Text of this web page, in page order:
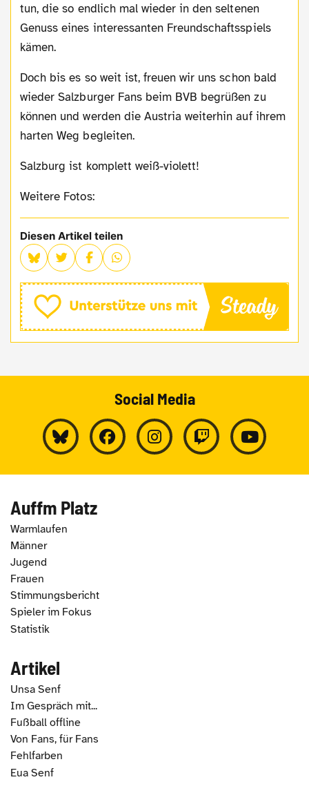
tun, die so endlich mal wieder in den seltenen
Genuss eines interessanten Freundschaftsspiels
kämen.
Doch bis es so weit ist, freuen wir uns schon bald
wieder Salzburger Fans beim BVB begrüßen zu
können und werden die Austria weiterhin auf ihrem
harten Weg begleiten.
Salzburg ist komplett weiß-violett!
Weitere Fotos:
Diesen Artikel teilen
Social Media
Auffm Platz
Warmlaufen
Männer
Jugend
Frauen
Stimmungsbericht
Spieler im Fokus
Statistik
Artikel
Unsa Senf
Im Gespräch mit...
Fußball offline
Von Fans, für Fans
Fehlfarben
Eua Senf